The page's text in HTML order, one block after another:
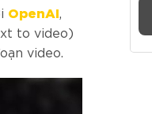
OpenAI,
to video)
video.